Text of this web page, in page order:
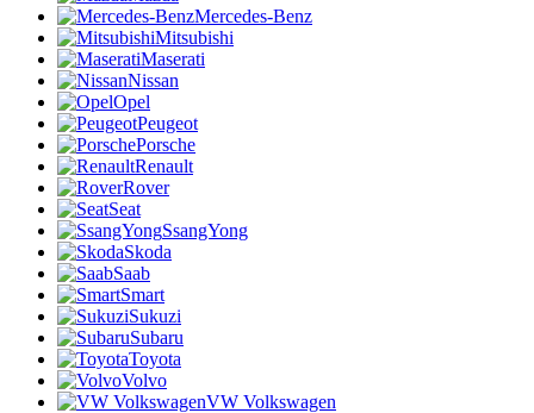
Mercedes-Benz
Mitsubishi
Maserati
Nissan
Opel
Peugeot
Porsche
Renault
Rover
Seat
SsangYong
Skoda
Saab
Smart
Sukuzi
Subaru
Toyota
Volvo
VW Volkswagen